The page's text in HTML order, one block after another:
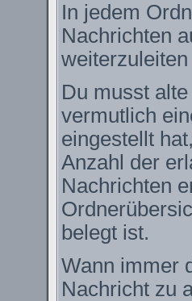
In jedem
Nachrichten
Du musst
vermutlich
eingestellt
Anzahl der
Nachrichten
belegt ist.
Wann immer
Nachricht zu